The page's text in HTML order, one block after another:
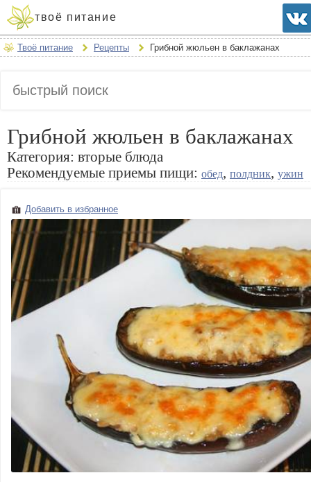
твоё питание
Твоё питание Рецепты Грибной жюльен в баклажанах
Грибной жюльен в баклажанах
Категория: вторые блюда
Рекомендуемые приемы пищи: обед, полдник, ужин
Добавить в избранное